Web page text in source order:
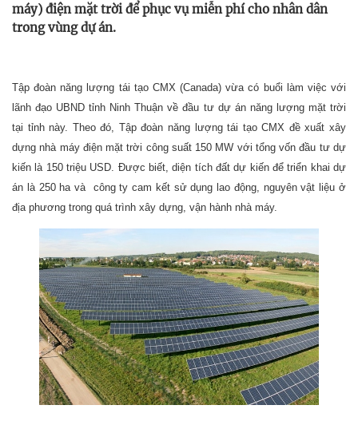
máy) điện mặt trời để phục vụ miễn phí cho nhân dân
trong vùng dự án.
Tập đoàn năng lượng tái tạo CMX (Canada) vừa có buổi làm việc với
lãnh đạo UBND tỉnh Ninh Thuận về đầu tư dự án năng lượng mặt trời
tại tỉnh này. Theo đó, Tập đoàn năng lượng tái tạo CMX đề xuất xây
dựng nhà máy điện mặt trời công suất 150 MW với tổng vốn đầu tư dự
kiến là 150 triệu USD. Được biết, diện tích đất dự kiến để triển khai dự
án là 250 ha và công ty cam kết sử dụng lao động, nguyên vật liệu ở
địa phương trong quá trình xây dựng, vận hành nhà máy.